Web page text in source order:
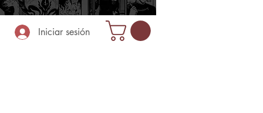
Iniciar sesión